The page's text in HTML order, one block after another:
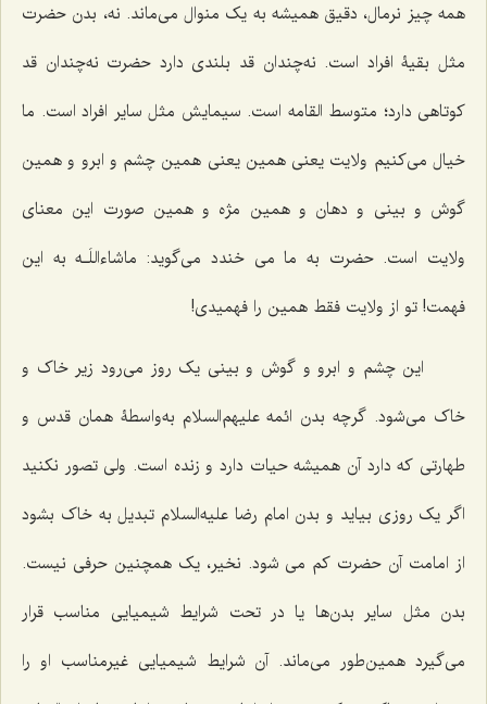
همه چیز نرمال، دقیق همیشه به یک منوال می‌ماند. نه، بدن حضرت
مثل بقیۀ افراد است. نه‌چندان قد بلندی دارد حضرت نه‌چندان قد
کوتاهی دارد؛ متوسط القامه است. سیمایش مثل سایر افراد است. ما
خیال می‌کنیم ولایت یعنی همین یعنی همین چشم و ابرو و همین
گوش و بینی و دهان و همین مژه و همین صورت این معنای
ولایت است. حضرت به ما می خندد می‌گوید: ماشاءاللَـه به این
فهمت! تو از ولایت فقط همین را فهمیدی!
این چشم و ابرو و گوش و بینی یک روز می‌رود زیر خاک و
خاک می‌شود. گرچه بدن ائمه علیهم‌السلام به‌واسطۀ همان قدس و
طهارتی که دارد آن همیشه حیات دارد و زنده است. ولی تصور نکنید
اگر یک روزی بیاید و بدن امام رضا علیه‌السلام تبدیل به خاک بشود
از امامت آن حضرت کم می شود. نخیر، یک همچنین حرفی نیست.
بدن مثل سایر بدن‌ها یا در تحت شرایط شیمیایی مناسب قرار
می‌گیرد همین‌طور می‌ماند. آن شرایط شیمیایی غیرمناسب او را